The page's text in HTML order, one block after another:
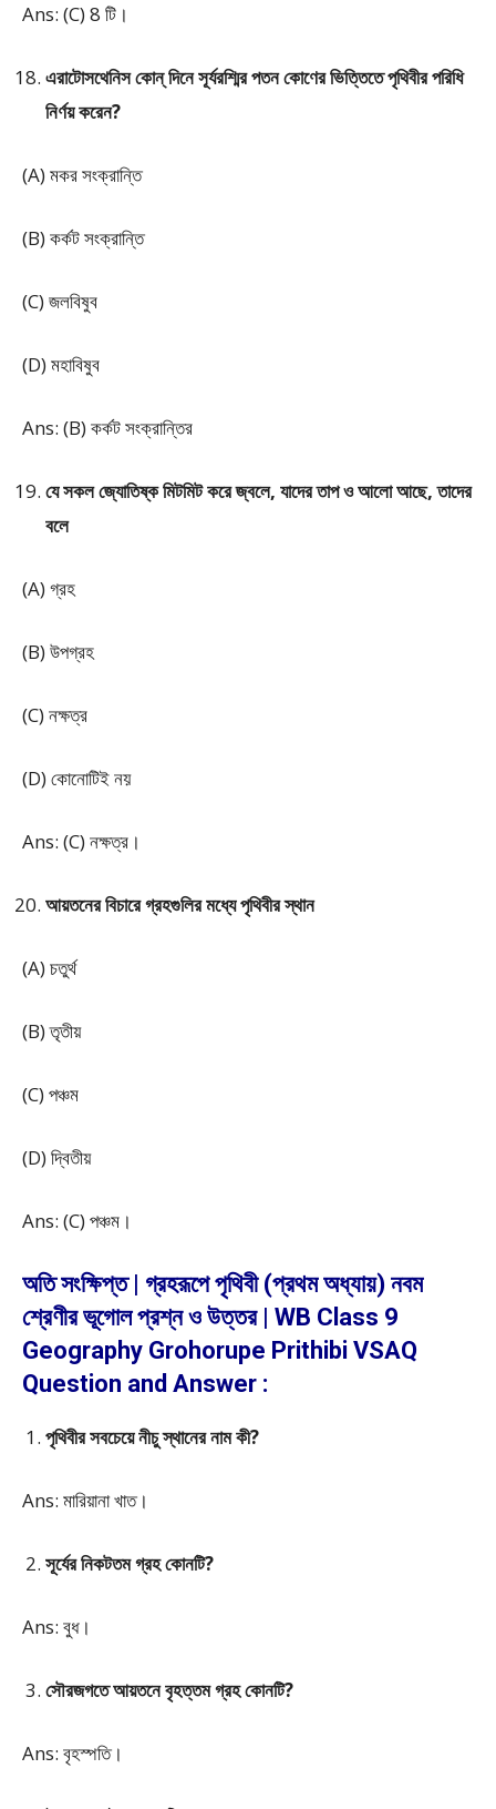
Ans: (C) 8 টি।
এরাটোসথেনিস কোন্‌ দিনে সূর্যরশ্মির পতন কোণের ভিত্তিতে পৃথিবীর পরিধি
নির্ণয় করেন?
(A) মকর সংক্রান্তি
(B) কর্কট সংক্রান্তি
(C) জলবিষুব
(D) মহাবিষুব
Ans: (B) কর্কট সংক্রান্তির
যে সকল জ্যোতিষ্ক মিটমিট করে জ্বলে, যাদের তাপ ও আলো আছে, তাদের
বলে
(A) গ্রহ
(B) উপগ্রহ
(C) নক্ষত্র
(D) কোনোটিই নয়
Ans: (C) নক্ষত্র।
আয়তনের বিচারে গ্রহগুলির মধ্যে পৃথিবীর স্থান
(A) চতুর্থ
(B) তৃতীয়
(C) পঞ্চম
(D) দ্বিতীয়
Ans: (C) পঞ্চম।
অতি সংক্ষিপ্ত | গ্রহরূপে পৃথিবী (প্রথম অধ্যায়) নবম
শ্রেণীর ভূগোল প্রশ্ন ও উত্তর | WB Class 9
Geography Grohorupe Prithibi VSAQ
Question and Answer :
পৃথিবীর সবচেয়ে নীচু স্থানের নাম কী?
Ans: মারিয়ানা খাত।
সূর্যের নিকটতম গ্রহ কোনটি?
Ans: বুধ।
সৌরজগতে আয়তনে বৃহত্তম গ্রহ কোনটি?
Ans: বৃহস্পতি।